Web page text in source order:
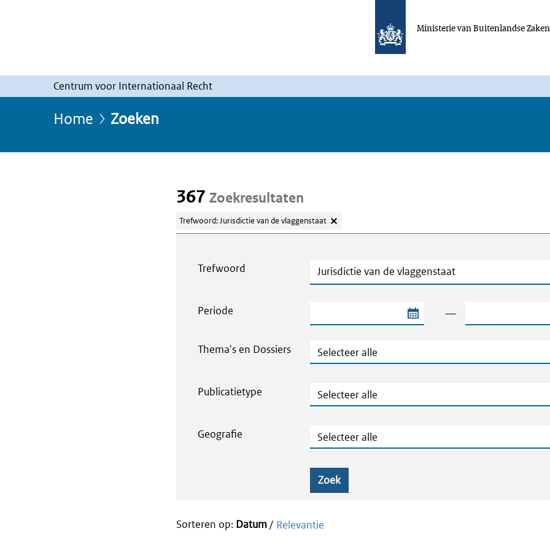
Ministerie van Buitenlandse Zaken
Centrum voor Internationaal Recht
Home Zoeken
367 Zoekresultaten
Trefwoord: Jurisdictie van de vlaggenstaat
Trefwoord Trefwoord
Periode Begindatum van de periode — Einddatum van de
Thema's en Dossiers Thema's en Dossiers
Publicatietype Publicatietype
Geografie Geografie
Zoek
Sorteren op: Datum/ Relevantie